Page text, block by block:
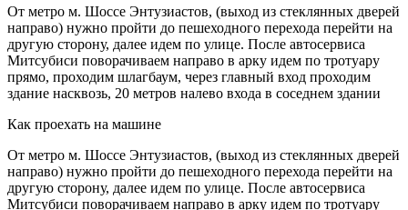
От метро м. Шоссе Энтузиастов, (выход из стеклянных дверей
направо) нужно пройти до пешеходного перехода перейти на
другую сторону, далее идем по улице. После автосервиса
Митсубиси поворачиваем направо в арку идем по тротуару
прямо, проходим шлагбаум, через главный вход проходим
здание насквозь, 20 метров налево входа в соседнем здании
Как проехать на машине
От метро м. Шоссе Энтузиастов, (выход из стеклянных дверей
направо) нужно пройти до пешеходного перехода перейти на
другую сторону, далее идем по улице. После автосервиса
Митсубиси поворачиваем направо в арку идем по тротуару